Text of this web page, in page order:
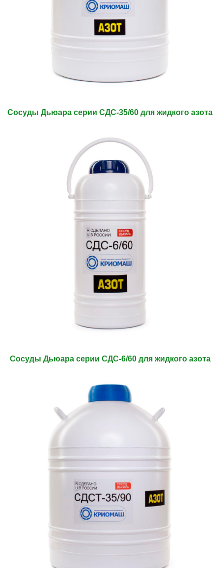
Сосуды Дьюара серии СДС-35/60 для жидкого азота
Сосуды Дьюара серии СДС-6/60 для жидкого азота